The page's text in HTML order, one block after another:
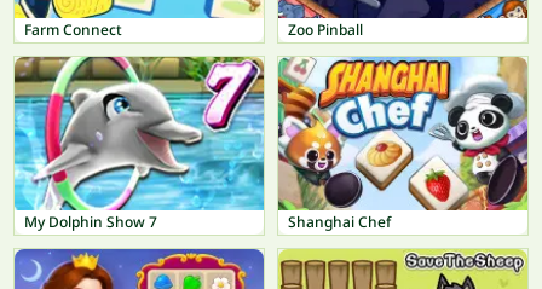
Farm Connect Zoo Pinball
My Dolphin Show 7 Shanghai Chef